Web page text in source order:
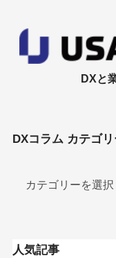
DXと
DXコラム カテゴ
人気記事